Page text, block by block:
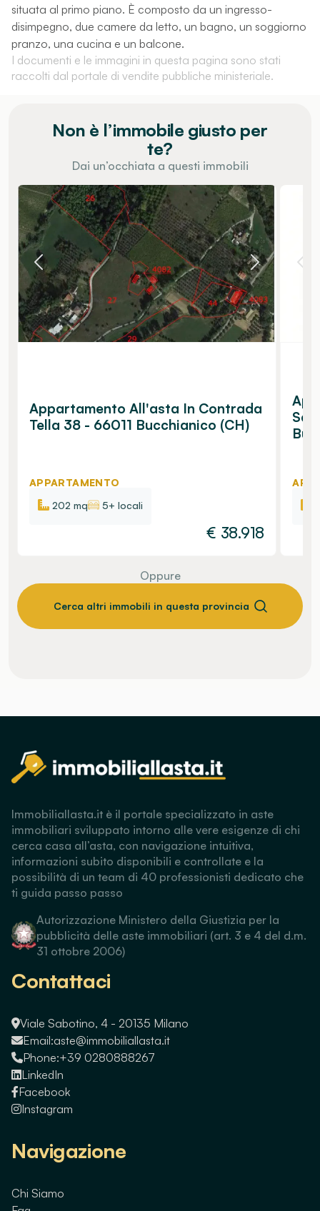
situata al primo piano. È composto da un ingresso-
disimpegno, due camere da letto, un bagno, un soggiorno
pranzo, una cucina e un balcone.
I documenti e le immagini in questa pagina sono stati
raccolti dal portale di vendite pubbliche ministeriale.
Non è l’immobile giusto per
te?
Dai un’occhiata a questi immobili
Appartamento All'asta In Contrada
Tella 38 - 66011 Bucchianico (CH)
APPARTAMENTO
202 mq
5+ locali
€ 38.918
Oppure
Cerca altri immobili in questa provincia
Immobiliallasta.it è il portale specializzato in aste
immobiliari sviluppato intorno alle vere esigenze di chi
cerca casa all’asta, con navigazione intuitiva,
informazioni subito disponibili e controllate e la
possibilità di un team di 40 professionisti dedicato che
ti guida passo passo
Autorizzazione Ministero della Giustizia per la
pubblicità delle aste immobiliari (art. 3 e 4 del d.m.
31 ottobre 2006)
Contattaci
Viale Sabotino, 4 - 20135 Milano
Email:aste@immobiliallasta.it
Phone:+39 0280888267
LinkedIn
Facebook
Instagram
Navigazione
Chi Siamo